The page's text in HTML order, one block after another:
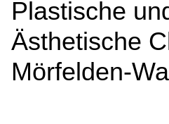
Plastische
Ästhetische
Mörfelden-